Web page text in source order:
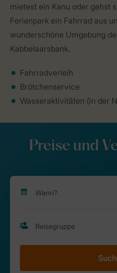
mietest ein Kanu oder gehst
Ferienpark ein Fahrrad aus
wunderschöne Umgebung
Kabbelaarsbank.
Fahrradverleih
Brötchenservice
Wasseraktivitäten (in der
Preise und